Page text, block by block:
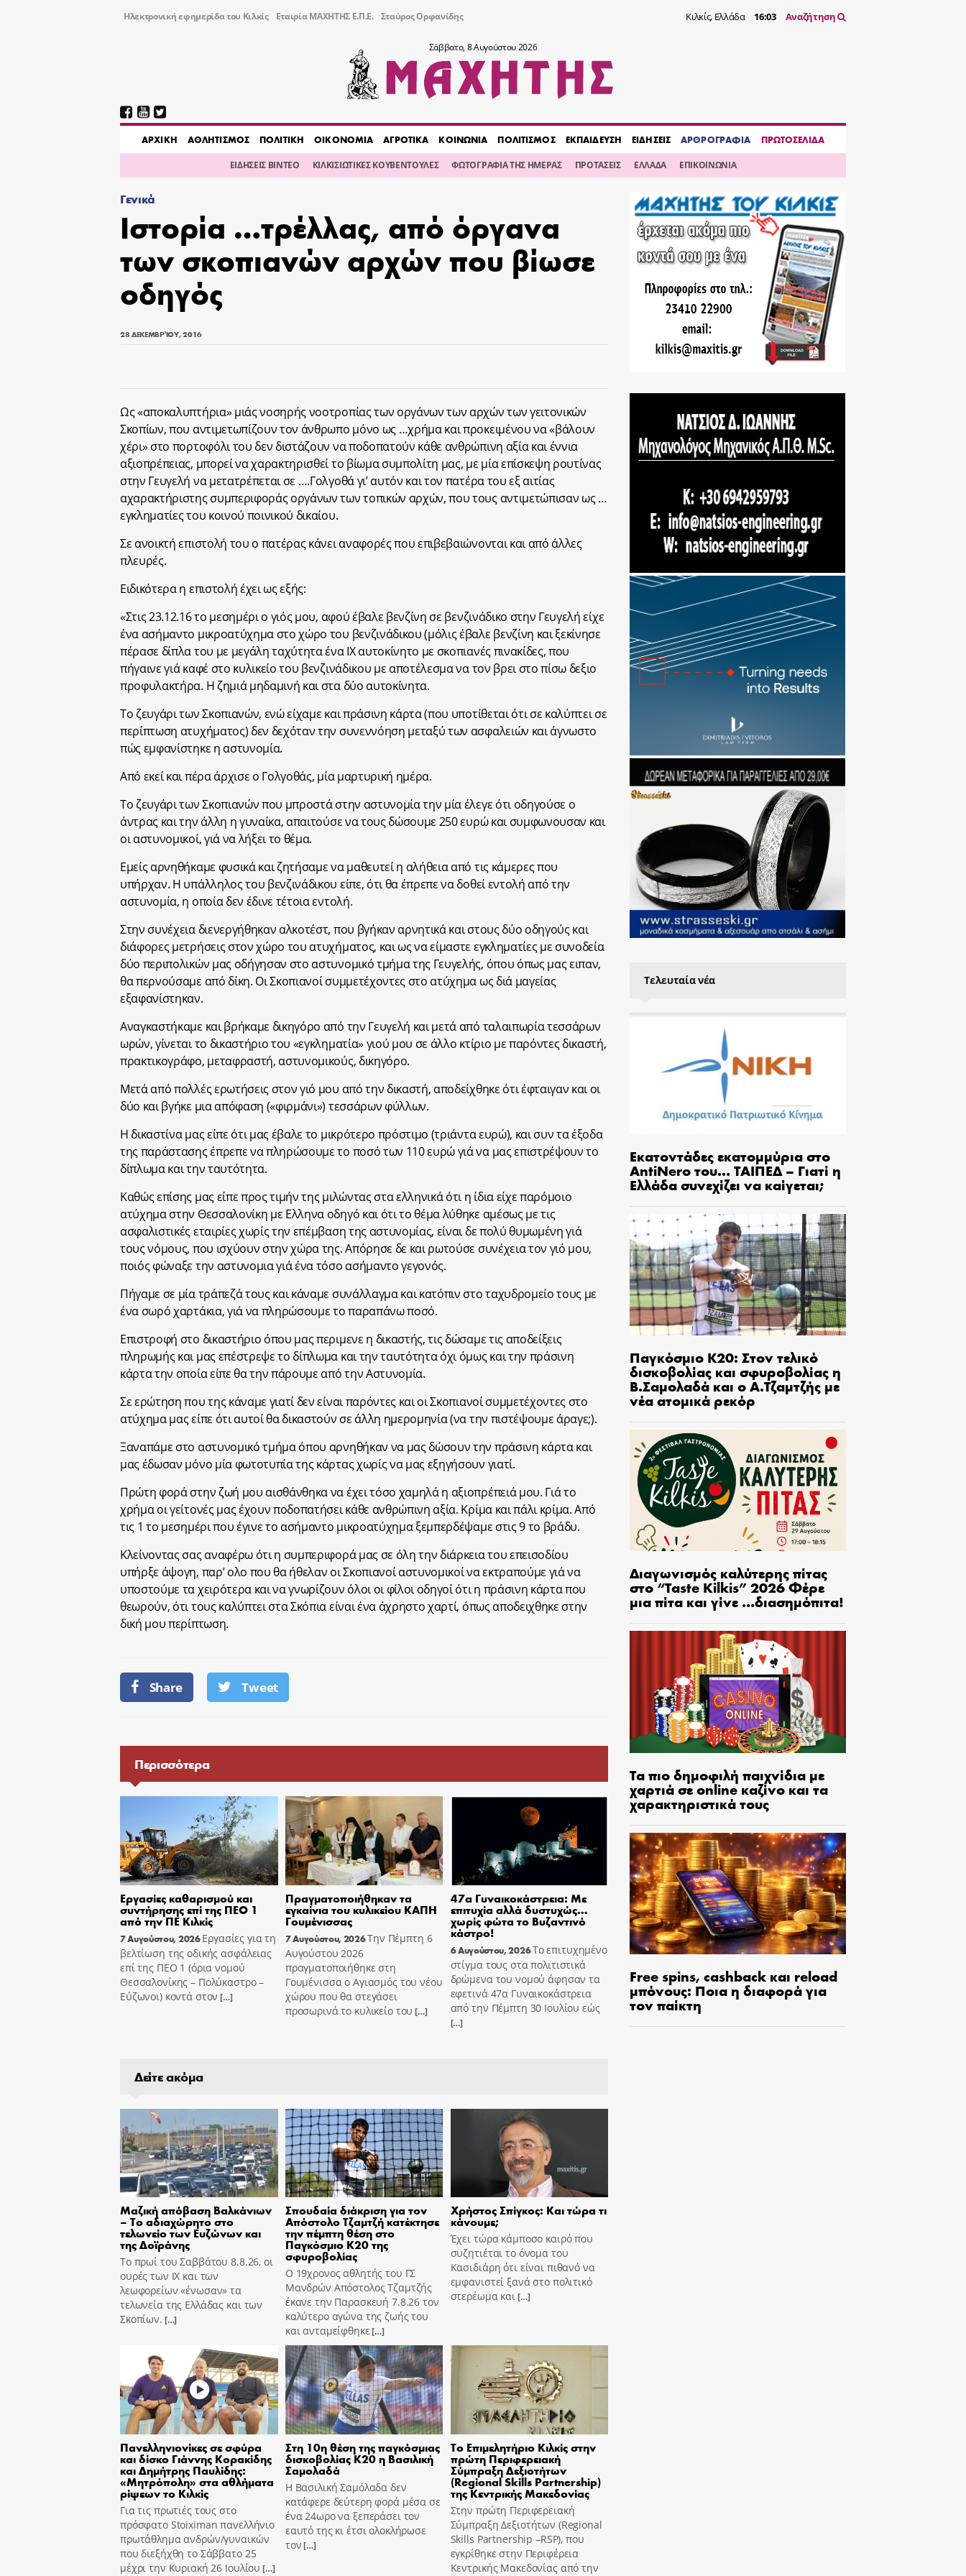
Ηλεκτρονική εφημερίδα του Κιλκίς Εταιρία ΜΑΧΗΤΗΣ Ε.Π.Ε. Σταύρος Ορφανίδης Κιλκίς, Ελλάδα 16:03 Αναζήτηση
Σάββατο, 8 Αυγούστου 2026
AΡΧΙΚΗ ΑΘΛΗΤΙΣΜΟΣ ΠΟΛΙΤΙΚΗ ΟΙΚΟΝΟΜΙΑ ΑΓΡΟΤΙΚΑ ΚΟΙΝΩΝΙΑ ΠΟΛΙΤΙΣΜΟΣ ΕΚΠΑΙΔΕΥΣΗ ΕΙΔΗΣΕΙΣ ΑΡΘΡΟΓΡΑΦΙΑ ΠΡΩΤΟΣΕΛΙΔΑ
ΕΙΔΗΣΕΙΣ ΒΙΝΤΕΟ ΚΙΛΚΙΣΙΩΤΙΚΕΣ ΚΟΥΒΕΝΤΟΥΛΕΣ ΦΩΤΟΓΡΑΦΙΑ ΤΗΣ ΗΜΕΡΑΣ ΠΡΟΤΑΣΕΙΣ ΕΛΛΑΔΑ ΕΠΙΚΟΙΝΩΝΙΑ
Γενικά
Iστορία …τρέλλας, από όργανα
των σκοπιανών αρχών που βίωσε
οδηγός
28 ΔΕΚΕΜΒΡΊΟΥ, 2016
Ως «αποκαλυπτήρια» μιάς νοσηρής νοοτροπίας των οργάνων των αρχών των γειτονικών
Σκοπίων, που αντιμετωπίζουν τον άνθρωπο μόνο ως …χρήμα και προκειμένου να «βάλουν
χέρι» στο πορτοφόλι του δεν διστάζουν να ποδοπατούν κάθε ανθρώπινη αξία και έννια
αξιοπρέπειας, μπορεί να χαρακτηρισθεί το βίωμα συμπολίτη μας, με μία επίσκεψη ρουτίνας
στην Γευγελή να μετατρέπεται σε ….Γολγοθά γι’ αυτόν και τον πατέρα του εξ αιτίας
αχαρακτήριστης συμπεριφοράς οργάνων των τοπικών αρχών, που τους αντιμετώπισαν ως …
εγκληματίες του κοινού ποινικού δικαίου.
Σε ανοικτή επιστολή του ο πατέρας κάνει αναφορές που επιβεβαιώνονται και από άλλες
πλευρές.
Ειδικότερα η επιστολή έχει ως εξής:
«Στις 23.12.16 το μεσημέρι ο γιός μου, αφού έβαλε βενζίνη σε βενζινάδικο στην Γευγελή είχε
ένα ασήμαντο μικροατύχημα στο χώρο του βενζινάδικου (μόλις έβαλε βενζίνη και ξεκίνησε
πέρασε δίπλα του με μεγάλη ταχύτητα ένα ΙΧ αυτοκίνητο με σκοπιανές πινακίδες, που
πήγαινε γιά καφέ στο κυλικείο του βενζινάδικου με αποτέλεσμα να τον βρει στο πίσω δεξιο
προφυλακτήρα. Η ζημιά μηδαμινή και στα δύο αυτοκίνητα.
Το ζευγάρι των Σκοπιανών, ενώ είχαμε και πράσινη κάρτα (που υποτίθεται ότι σε καλύπτει σε
περίπτωση ατυχήματος) δεν δεχόταν την συνεννόηση μεταξύ των ασφαλειών και άγνωστο
πώς εμφανίστηκε η αστυνομία.
Από εκεί και πέρα άρχισε ο Γολγοθάς, μία μαρτυρική ημέρα.
Το ζευγάρι των Σκοπιανών που μπροστά στην αστυνομία την μία έλεγε ότι οδηγούσε ο
άντρας και την άλλη η γυναίκα, απαιτούσε να τους δώσουμε 250 ευρώ και συμφωνουσαν και
οι αστυνομικοί, γιά να λήξει το θέμα.
Εμείς αρνηθήκαμε φυσικά και ζητήσαμε να μαθευτεί η αλήθεια από τις κάμερες που
υπήρχαν. Η υπάλληλος του βενζινάδικου είπε, ότι θα έπρεπε να δοθεί εντολή από την
αστυνομία, η οποία δεν έδινε τέτοια εντολή.
Στην συνέχεια διενεργήθηκαν αλκοτέστ, που βγήκαν αρνητικά και στους δύο οδηγούς και
διάφορες μετρήσεις στον χώρο του ατυχήματος, και ως να είμαστε εγκληματίες με συνοδεία
δύο περιπολικών μας οδήγησαν στο αστυνομικό τμήμα της Γευγελής, όπου όπως μας ειπαν,
θα περνούσαμε από δίκη. Οι Σκοπιανοί συμμετέχοντες στο ατύχημα ως διά μαγείας
εξαφανίστηκαν.
Αναγκαστήκαμε και βρήκαμε δικηγόρο από την Γευγελή και μετά από ταλαιπωρία τεσσάρων
ωρών, γίνεται το δικαστήριο του «εγκληματία» γιού μου σε άλλο κτίριο με παρόντες δικαστή,
πρακτικογράφο, μεταφραστή, αστυνομικούς, δικηγόρο.
Μετά από πολλές ερωτήσεις στον γιό μου από την δικαστή, αποδείχθηκε ότι έφταιγαν και οι
δύο και βγήκε μια απόφαση («φιρμάνι») τεσσάρων φύλλων.
Η δικαστίνα μας είπε ότι μας έβαλε το μικρότερο πρόστιμο (τριάντα ευρώ), και συν τα έξοδα
της παράστασης έπρεπε να πληρώσουμε το ποσό των 110 ευρώ γιά να μας επιστρέψουν το
δίπλωμα και την ταυτότητα.
Καθώς επίσης μας είπε προς τιμήν της μιλώντας στα ελληνικά ότι η ίδια είχε παρόμοιο
ατύχημα στην Θεσσαλονίκη με Ελληνα οδηγό και ότι το θέμα λύθηκε αμέσως με τις
ασφαλιστικές εταιρίες χωρίς την επέμβαση της αστυνομίας, είναι δε πολύ θυμωμένη γιά
τους νόμους, που ισχύουν στην χώρα της. Απόρησε δε και ρωτούσε συνέχεια τον γιό μου,
ποιός φώναξε την αστυνομια γιά ένα τόσο ασήμαντο γεγονός.
Πήγαμε σε μία τράπεζά τους και κάναμε συνάλλαγμα και κατόπιν στο ταχυδρομείο τους με
ένα σωρό χαρτάκια, γιά να πληρώσουμε το παραπάνω ποσό.
Επιστροφή στο δικαστήριο όπου μας περιμενε η δικαστής, τις δώσαμε τις αποδείξεις
πληρωμής και μας επέστρεψε το δίπλωμα και την ταυτότητα όχι όμως και την πράσινη
κάρτα την οποία είπε θα την πάρουμε από την Αστυνομία.
Σε ερώτηση που της κάναμε γιατί δεν είναι παρόντες και οι Σκοπιανοί συμμετέχοντες στο
ατύχημα μας είπε ότι αυτοί θα δικαστούν σε άλλη ημερομηνία (να την πιστέψουμε άραγε;).
Ξαναπάμε στο αστυνομικό τμήμα όπου αρνηθήκαν να μας δώσουν την πράσινη κάρτα και
μας έδωσαν μόνο μία φωτοτυπία της κάρτας χωρίς να μας εξηγήσουν γιατί.
Πρώτη φορά στην ζωή μου αισθάνθηκα να έχει τόσο χαμηλά η αξιοπρέπειά μου. Γιά το
χρήμα οι γείτονές μας έχουν ποδοπατήσει κάθε ανθρώπινη αξία. Κρίμα και πάλι κρίμα. Από
τις 1 το μεσημέρι που έγινε το ασήμαντο μικροατύχημα ξεμπερδέψαμε στις 9 το βράδυ.
Κλείνοντας σας αναφέρω ότι η συμπεριφορά μας σε όλη την διάρκεια του επεισοδίου
υπήρξε άψογη, παρ’ ολο που θα ήθελαν οι Σκοπιανοί αστυνομικοί να εκτραπούμε γιά να
υποστούμε τα χειρότερα και να γνωρίζουν όλοι οι φίλοι οδηγοί ότι η πράσινη κάρτα που
θεωρούν, ότι τους καλύπτει στα Σκόπια είναι ένα άχρηστο χαρτί, όπως αποδειχθηκε στην
δική μου περίπτωση.
Share Tweet
Περισσότερα
Εργασίες καθαρισμού και
συντήρησης επί της ΠΕΟ 1
από την ΠΕ Κιλκίς
7 Αυγούστου, 2026Εργασίες για τη
βελτίωση της οδικής ασφάλειας
επί της ΠΕΟ 1 (όρια νομού
Θεσσαλονίκης – Πολύκαστρο –
Εύζωνοι) κοντά στον […]
Πραγματοποιήθηκαν τα
εγκαίνια του κυλικείου ΚΑΠΗ
Γουμένισσας
7 Αυγούστου, 2026Την Πέμπτη 6
Αυγούστου 2026
πραγματοποιήθηκε στη
Γουμένισσα ο Αγιασμός του νέου
χώρου που θα στεγάσει
προσωρινά το κυλικείο του […]
47α Γυναικοκάστρεια: Με
επιτυχία αλλά δυστυχώς…
χωρίς φώτα το Βυζαντινό
κάστρο!
6 Αυγούστου, 2026Το επιτυχημένο
στίγμα τους στα πολιτιστικά
δρώμενα του νομού άφησαν τα
εφετινά 47α Γυναικοκάστρεια
από την Πέμπτη 30 Ιουλίου εώς
[…]
Δείτε ακόμα
Μαζική απόβαση Βαλκάνιων
– Το αδιαχώρητο στο
τελωνείο των Ευζώνων και
της Δοϊράνης
Το πρωί του Σαββάτου 8.8.26, οι
ουρές των ΙΧ και των
λεωφορείων «ένωσαν» τα
τελωνεία της Ελλάδας και των
Σκοπίων. […]
Σπουδαία διάκριση για τον
Απόστολο Τζαμτζή κατέκτησε
την πέμπτη θέση στο
Παγκόσμιο Κ20 της
σφυροβολίας
Ο 19χρονος αθλητής του ΓΣ
Μανδρών Απόστολος Τζαμτζής
έκανε την Παρασκευή 7.8.26 τον
καλύτερο αγώνα της ζωής του
και ανταμείφθηκε[…]
Χρήστος Σπίγκος: Και τώρα τι
κάνουμε;
Έχει τώρα κάμποσο καιρό που
συζητιέται το όνομα του
Κασιδιάρη ότι είναι πιθανό να
εμφανιστεί ξανά στο πολιτικό
στερέωμα και[…]
Πανελληνιονίκες σε σφύρα
και δίσκο Γιάννης Κορακίδης
και Δημήτρης Παυλίδης:
«Μητρόπολη» στα αθλήματα
ρίψεων το Κιλκίς
Για τις πρωτιές τους στο
πρόσφατο Stoiximan πανελλήνιο
πρωτάθλημα ανδρών/γυναικών
που διεξήχθη το Σάββατο 25
μέχρι την Κυριακή 26 Ιουλίου […]
Στη 10η θέση της παγκόσμιας
δισκοβολίας Κ20 η Βασιλική
Σαμολαδά
Η Βασιλική Σαμόλαδα δεν
κατάφερε δεύτερη φορά μέσα σε
ένα 24ωρο να ξεπεράσει τον
εαυτό της κι έτσι ολοκλήρωσε
τον[…]
Το Επιμελητήριο Κιλκίς στην
πρώτη Περιφερειακή
Σύμπραξη Δεξιοτήτων
(Regional Skills Partnership)
της Κεντρικής Μακεδονίας
Στην πρώτη Περιφερειακή
Σύμπραξη Δεξιοτήτων (Regional
Skills Partnership –RSP), που
εγκρίθηκε στην Περιφέρεια
Κεντρικής Μακεδονίας από την
Τελευταία νέα
Εκατοντάδες εκατομμύρια στο
AntiNero του… ΤΑΙΠΕΔ – Γιατί η
Ελλάδα συνεχίζει να καίγεται;
Παγκόσμιο Κ20: Στον τελικό
δισκοβολίας και σφυροβολίας η
Β.Σαμολαδά και ο Α.Τζαμτζής με
νέα ατομικά ρεκόρ
Διαγωνισμός καλύτερης πίτας
στο “Taste Kilkis” 2026 Φέρε
μια πίτα και γίνε …διασημόπιτα!
Τα πιο δημοφιλή παιχνίδια με
χαρτιά σε online καζίνο και τα
χαρακτηριστικά τους
Free spins, cashback και reload
μπόνους: Ποια η διαφορά για
τον παίκτη